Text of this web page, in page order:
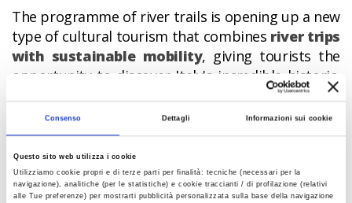
Consenso Dettagli Informazioni sui cookie
Questo sito web utilizza i cookie
Utilizziamo cookie propri e di terze parti per finalità: tecniche (necessari per la
navigazione), analitiche (per le statistiche) e cookie traccianti / di profilazione (relativi
alle Tue preferenze) per mostrarti pubblicità personalizzata sulla base della navigazione
The programme of river trails is opening up a new
type of cultural tourism that combines river trips
with sustainable mobility, giving tourists the
opportunity to discover Italy's incredible historic,
artistic, natural and environmental heritage.